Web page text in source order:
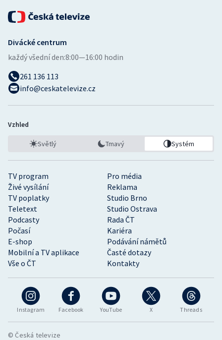
Instagram Facebook YouTube X Threads
TV program
Pro média
Živé vysílání
Reklama
TV poplatky
Studio Brno
Teletext
Studio Ostrava
Podcasty
Rada ČT
Počasí
Kariéra
E-shop
Podávání námětů
Mobilní a TV aplikace
Časté dotazy
Vše o ČT
Kontakty
Divácké centrum
každý všední den:8:00—16:00 hodin
261 136 113
info@ceskatelevize.cz
Vzhled
Světlý Tmavý Systém
© Česká televize